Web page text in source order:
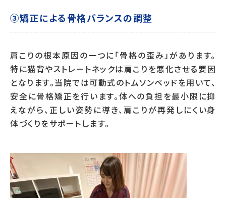
③矯正による骨格バランスの調整
肩こりの根本原因の一つに「骨格の歪み」があります。
特に猫背やストレートネックは肩こりを悪化させる要因
となります。当院では可動式のトムソンベッドを用いて、
安全に骨格矯正を行います。体への負担を最小限に抑
えながら、正しい姿勢に導き、肩こりが再発しにくい身
体づくりをサポートします。